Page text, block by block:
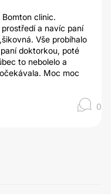
clinic.
a navíc paní
Vše probíhalo
doktorkou, poté
to nebolelo a
Moc moc
0